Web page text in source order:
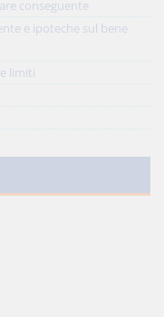
conseguente
e ipoteche sul bene
limiti